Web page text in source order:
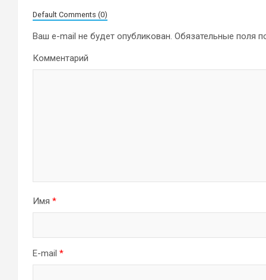
Default Comments (0)
Ваш e-mail не будет опубликован. Обязательные поля
Комментарий
Имя *
E-mail *